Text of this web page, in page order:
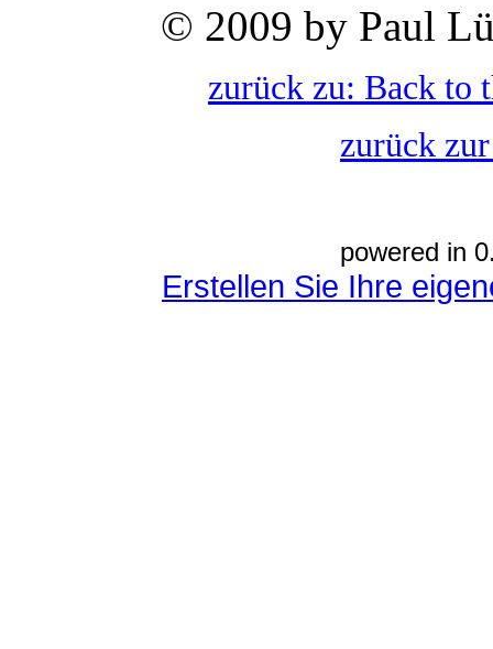
© 2009 by Paul
zurück zu: Back to
zurück
powered in
Erstellen Sie Ihre